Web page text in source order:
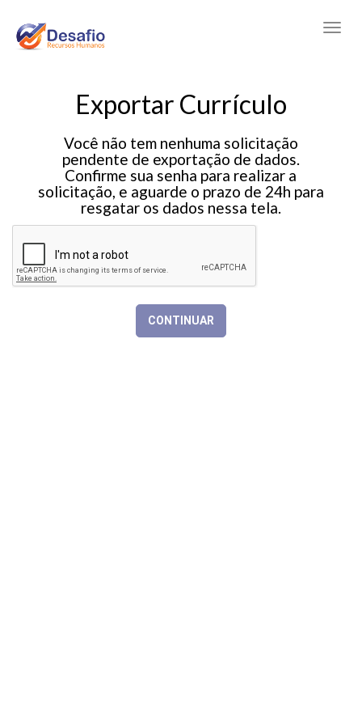
Exportar Currículo
Você não tem nenhuma solicitação
pendente de exportação de dados.
Confirme sua senha para realizar a
solicitação, e aguarde o prazo de 24h para
resgatar os dados nessa tela.